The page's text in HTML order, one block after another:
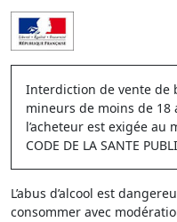
Interdiction de vente de
mineurs de moins de 18
l’acheteur est exigée au
CODE DE LA SANTE
L’abus d’alcool est
consommer avec